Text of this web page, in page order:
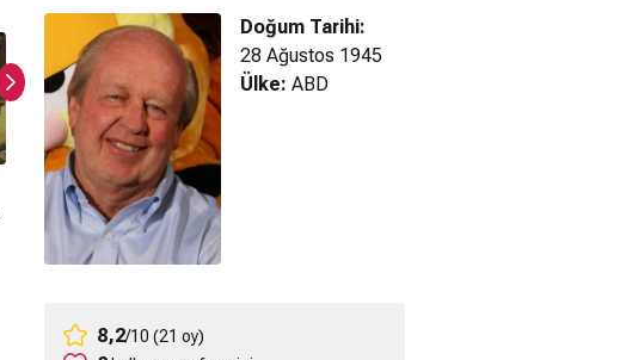
Garfield Süper
Kahraman Fragman
Doğum Tarihi:
28 Ağustos 1945
Ülke: ABD
8,2/10 (21 oy)